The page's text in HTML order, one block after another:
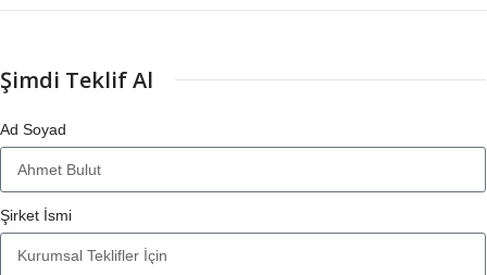
Şimdi Teklif Al
Ad Soyad
Şirket İsmi